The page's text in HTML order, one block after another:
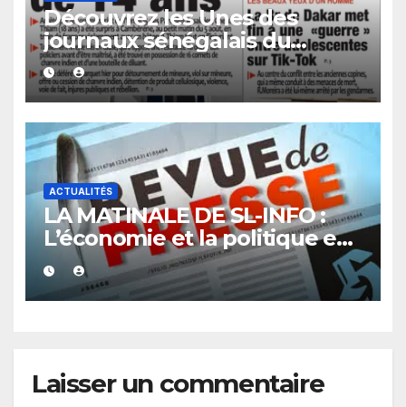
Découvrez les Unes des
journaux sénégalais du
vendredi 07 août 2026
ACTUALITÉS
LA MATINALE DE SL-INFO :
L’économie et la politique en
vedette
Laisser un commentaire